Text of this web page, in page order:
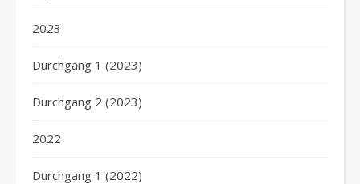
2023
Durchgang 1 (2023)
Durchgang 2 (2023)
2022
Durchgang 1 (2022)